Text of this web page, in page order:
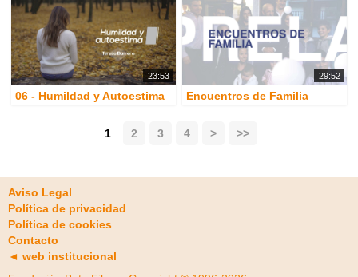
23:53
06 - Humildad y Autoestima
29:52
Encuentros de Familia
1 2 3 4 > >>
Aviso Legal
Política de privacidad
Política de cookies
Contacto
◄ web institucional